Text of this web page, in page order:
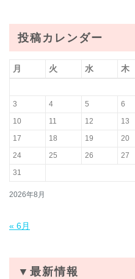
投稿カレンダー
2026年8月
月 火 水 木
3
4 5 6
10
11 12 13
17
18 19 20
24
25 26 27
31
« 6月
▼最新情報